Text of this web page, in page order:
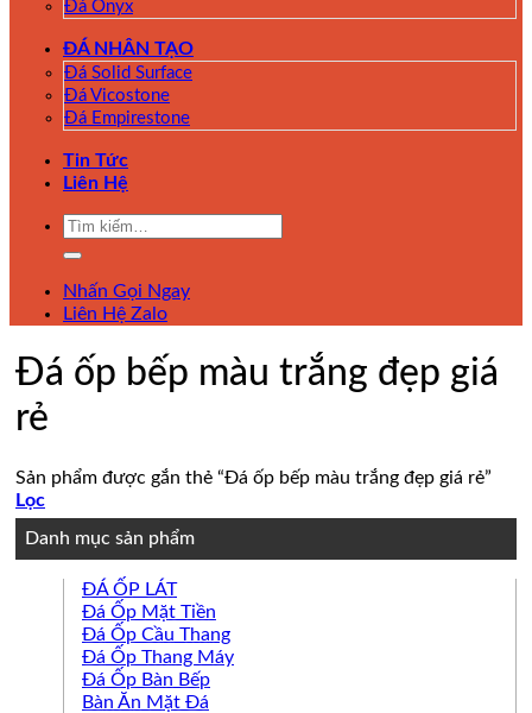
Đá Onyx
ĐÁ NHÂN TẠO
Đá Solid Surface
Đá Vicostone
Đá Empirestone
Tin Tức
Liên Hệ
Tìm
Nhấn Gọi Ngay
Liên Hệ Zalo
Đá ốp bếp màu trắng đẹp giá
rẻ
Sản phẩm được gắn thẻ “Đá ốp bếp màu trắng đẹp giá rẻ”
Lọc
Danh mục sản phẩm
ĐÁ ỐP LÁT
Đá Ốp Mặt Tiền
Đá Ốp Cầu Thang
Đá Ốp Thang Máy
Đá Ốp Bàn Bếp
Bàn Ăn Mặt Đá